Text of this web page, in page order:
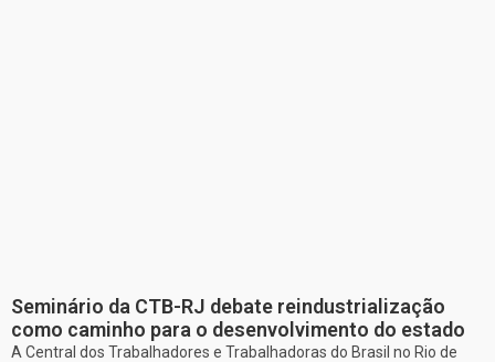
Seminário da CTB-RJ debate reindustrialização
como caminho para o desenvolvimento do estado
A Central dos Trabalhadores e Trabalhadoras do Brasil no Rio de